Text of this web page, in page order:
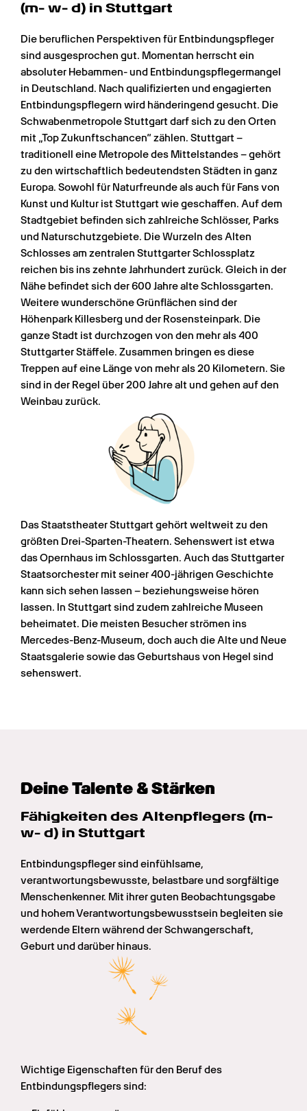
(m- w- d) in Stuttgart
Die beruflichen Perspektiven für Entbindungspfleger
sind ausgesprochen gut. Momentan herrscht ein
absoluter Hebammen- und Entbindungspflegermangel
in Deutschland. Nach qualifizierten und engagierten
Entbindungspflegern wird händeringend gesucht. Die
Schwabenmetropole Stuttgart darf sich zu den Orten
mit „Top Zukunftschancen“ zählen. Stuttgart –
traditionell eine Metropole des Mittelstandes – gehört
zu den wirtschaftlich bedeutendsten Städten in ganz
Europa. Sowohl für Naturfreunde als auch für Fans von
Kunst und Kultur ist Stuttgart wie geschaffen. Auf dem
Stadtgebiet befinden sich zahlreiche Schlösser, Parks
und Naturschutzgebiete. Die Wurzeln des Alten
Schlosses am zentralen Stuttgarter Schlossplatz
reichen bis ins zehnte Jahrhundert zurück. Gleich in der
Nähe befindet sich der 600 Jahre alte Schlossgarten.
Weitere wunderschöne Grünflächen sind der
Höhenpark Killesberg und der Rosensteinpark. Die
ganze Stadt ist durchzogen von den mehr als 400
Stuttgarter Stäffele. Zusammen bringen es diese
Treppen auf eine Länge von mehr als 20 Kilometern. Sie
sind in der Regel über 200 Jahre alt und gehen auf den
Weinbau zurück.
Das Staatstheater Stuttgart gehört weltweit zu den
größten Drei-Sparten-Theatern. Sehenswert ist etwa
das Opernhaus im Schlossgarten. Auch das Stuttgarter
Staatsorchester mit seiner 400-jährigen Geschichte
kann sich sehen lassen – beziehungsweise hören
lassen. In Stuttgart sind zudem zahlreiche Museen
beheimatet. Die meisten Besucher strömen ins
Mercedes-Benz-Museum, doch auch die Alte und Neue
Staatsgalerie sowie das Geburtshaus von Hegel sind
sehenswert.
Deine Talente & Stärken
Fähigkeiten des Altenpflege­rs (m-
w- d) in Stuttgart
Entbindungspfleger sind einfühlsame,
verantwortungsbewusste, belastbare und sorgfältige
Menschenkenner. Mit ihrer guten Beobachtungsgabe
und hohem Verantwortungsbewusstsein begleiten sie
werdende Eltern während der Schwangerschaft,
Geburt und darüber hinaus.
Wichtige Eigenschaften für den Beruf des
Entbindungspflegers sind: